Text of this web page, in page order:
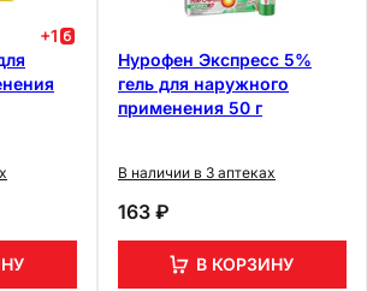
+1
Нурофен Экспресс 5%
гель для наружного
применения 50 г
В наличии в 3 аптеках
163 ₽
В КОРЗИНУ